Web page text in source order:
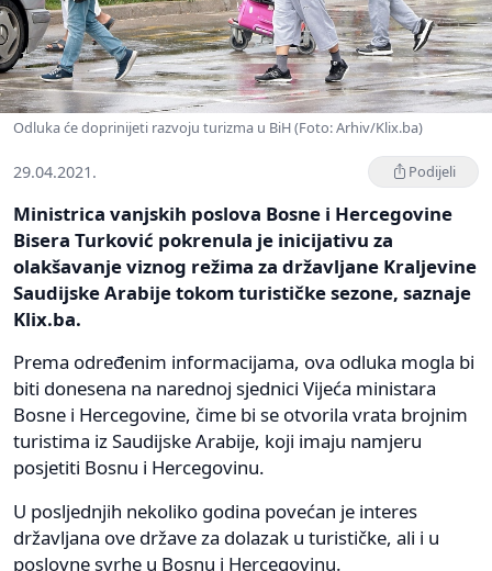
Odluka će doprinijeti razvoju turizma u BiH (Foto: Arhiv/Klix.ba)
29.04.2021. Podijeli
Ministrica vanjskih poslova Bosne i Hercegovine
Bisera Turković pokrenula je inicijativu za
olakšavanje viznog režima za državljane Kraljevine
Saudijske Arabije tokom turističke sezone, saznaje
Klix.ba.
Prema određenim informacijama, ova odluka mogla bi
biti donesena na narednoj sjednici Vijeća ministara
Bosne i Hercegovine, čime bi se otvorila vrata brojnim
turistima iz Saudijske Arabije, koji imaju namjeru
posjetiti Bosnu i Hercegovinu.
U posljednjih nekoliko godina povećan je interes
državljana ove države za dolazak u turističke, ali i u
poslovne svrhe u Bosnu i Hercegovinu.